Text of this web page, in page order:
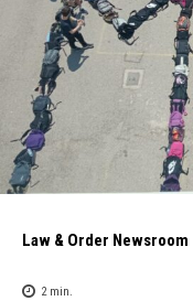
Law & Order Newsroom
2min.